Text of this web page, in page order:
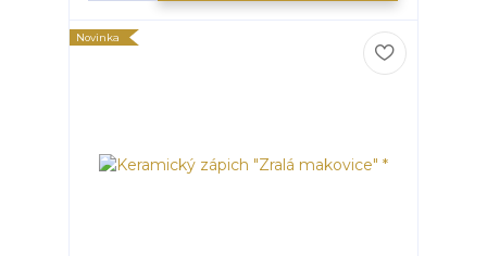
Novinka